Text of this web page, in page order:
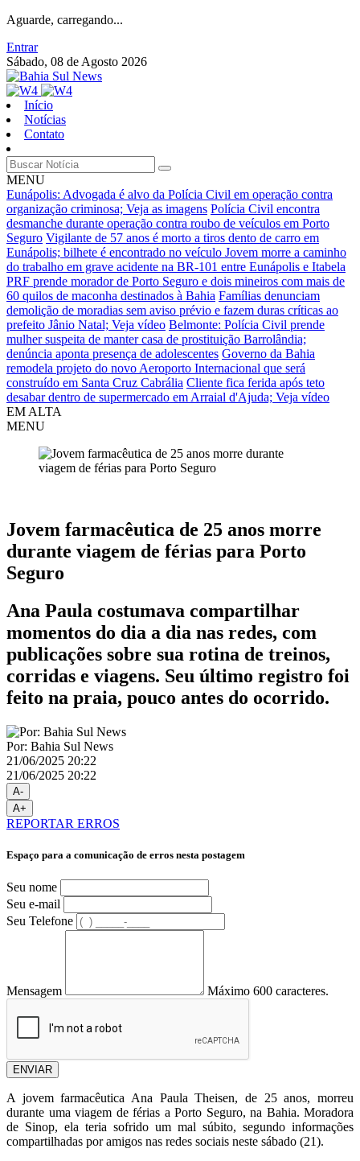
Aguarde, carregando...
Entrar
Sábado, 08 de Agosto 2026
Início
Notícias
Contato
MENU
Eunápolis: Advogada é alvo da Polícia Civil em operação contra
organização criminosa; Veja as imagens Polícia Civil encontra
desmanche durante operação contra roubo de veículos em Porto
Seguro Vigilante de 57 anos é morto a tiros dento de carro em
Eunápolis; bilhete é encontrado no veículo Jovem morre a caminho
do trabalho em grave acidente na BR-101 entre Eunápolis e Itabela
PRF prende morador de Porto Seguro e dois mineiros com mais de
60 quilos de maconha destinados à Bahia Famílias denunciam
demolição de moradias sem aviso prévio e fazem duras críticas ao
prefeito Jânio Natal; Veja vídeo Belmonte: Polícia Civil prende
mulher suspeita de manter casa de prostituição Barrolândia;
denúncia aponta presença de adolescentes Governo da Bahia
remodela projeto do novo Aeroporto Internacional que será
construído em Santa Cruz Cabrália Cliente fica ferida após teto
desabar dentro de supermercado em Arraial d'Ajuda; Veja vídeo
EM ALTA
MENU
Jovem farmacêutica de 25 anos morre
durante viagem de férias para Porto
Seguro
Ana Paula costumava compartilhar
momentos do dia a dia nas redes, com
publicações sobre sua rotina de treinos,
corridas e viagens. Seu último registro foi
feito na praia, pouco antes do ocorrido.
Por: Bahia Sul News
21/06/2025 20:22
21/06/2025 20:22
A-
A+
REPORTAR ERROS
Espaço para a comunicação de erros nesta postagem
Seu nome
Seu e-mail
Seu Telefone
Mensagem Máximo 600 caracteres.
ENVIAR
A jovem farmacêutica Ana Paula Theisen, de 25 anos, morreu
durante uma viagem de férias a Porto Seguro, na Bahia. Moradora
de Sinop, ela teria sofrido um mal súbito, segundo informações
compartilhadas por amigos nas redes sociais neste sábado (21).